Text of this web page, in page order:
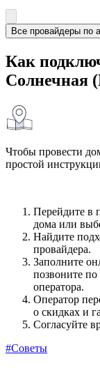
Все провайдеры по
Как
Солнечная
Чтобы провести
простой
Перейдите в
дома или
Найдите
провайдера.
Заполните
позвоните по
оператора.
Оператор
о скидках и
Согласуйте
#Советы